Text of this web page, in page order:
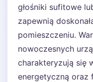
głośniki sufitowe
zapewnią
pomieszczeniu.
nowoczesnych
charakteryzują się
energetyczną oraz